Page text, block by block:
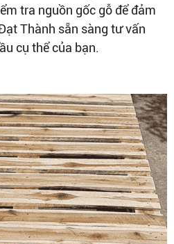
tra nguồn gốc gỗ để đảm
Thành sẵn sàng tư vấn
cụ thể của bạn.